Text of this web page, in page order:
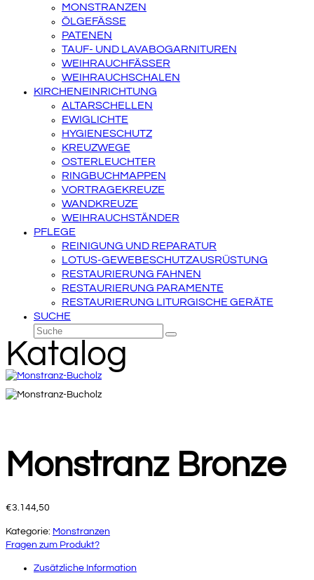
MONSTRANZEN
ÖLGEFÄSSE
PATENEN
TAUF- UND LAVABOGARNITUREN
WEIHRAUCHFÄSSER
WEIHRAUCHSCHALEN
KIRCHENEINRICHTUNG
ALTARSCHELLEN
EWIGLICHTE
HYGIENESCHUTZ
KREUZWEGE
OSTERLEUCHTER
RINGBUCHMAPPEN
VORTRAGEKREUZE
WANDKREUZE
WEIHRAUCHSTÄNDER
PFLEGE
REINIGUNG UND REPARATUR
LOTUS-GEWEBESCHUTZAUSRÜSTUNG
RESTAURIERUNG FAHNEN
RESTAURIERUNG PARAMENTE
RESTAURIERUNG LITURGISCHE GERÄTE
SUCHE
Suche
Senden
Katalog
Monstranz Bronze
€3.144,50
Kategorie: Monstranzen
Fragen zum Produkt?
Zusätzliche Information